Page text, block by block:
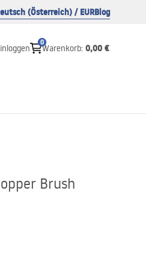
(Österreich) / EURBlog
0
Warenkorb: 0,00 €
Brush